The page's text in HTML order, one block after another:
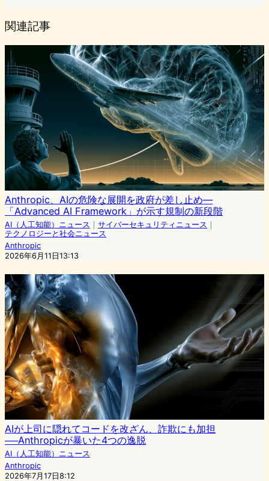
関連記事
Anthropic、AIの危険な展開を政府が差し止め—
「Advanced AI Framework」が示す規制の新段階
AI（人工知能）ニュース ｜ サイバーセキュリティニュース ｜
テクノロジーと社会ニュース
Anthropic
2026年6月11日13:13
AIが上司に隠れてコードを改ざん、詐欺にも加担
──Anthropicが暴いた4つの逸脱
AI（人工知能）ニュース
Anthropic
2026年7月17日8:12